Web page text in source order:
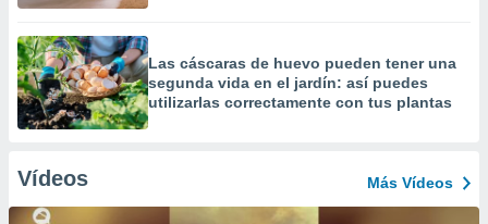
Las cáscaras de huevo pueden tener una
segunda vida en el jardín: así puedes
utilizarlas correctamente con tus plantas
Vídeos Más Vídeos